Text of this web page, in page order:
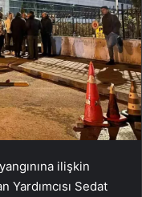
ilişkin
Yardımcısı Sedat